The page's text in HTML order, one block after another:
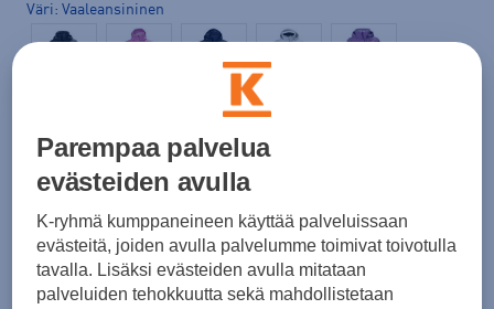
Väri Vaaleansininen
Koko
XS S
Parempaa palvelua
evästeiden avulla
K-ryhmä kumppaneineen käyttää palveluissaan
evästeitä, joiden avulla palvelumme toimivat toivotulla
tavalla. Lisäksi evästeiden avulla mitataan
palveluiden tehokkuutta sekä mahdollistetaan